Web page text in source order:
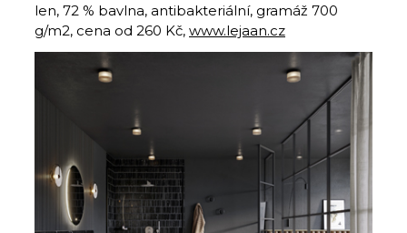
len, 72 % bavlna, antibakteriální, gramáž 700
g/m2, cena od 260 Kč, www.lejaan.cz